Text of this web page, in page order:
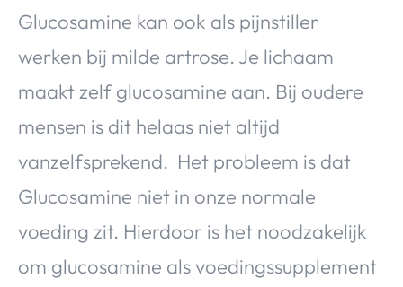
Glucosamine kan ook als pijnstiller
werken bij milde artrose. Je lichaam
maakt zelf glucosamine aan. Bij oudere
mensen is dit helaas niet altijd
vanzelfsprekend. Het probleem is dat
Glucosamine niet in onze normale
voeding zit. Hierdoor is het noodzakelijk
om glucosamine als voedingssupplement